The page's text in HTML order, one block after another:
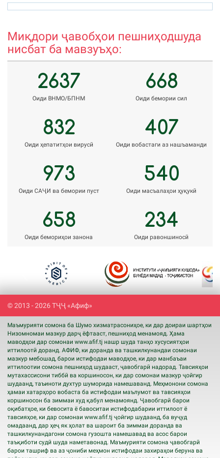
Миқдори ҷавобҳои пешниҳодшуда
нисбат ба мавзуъҳо:
2637
Оиди ВНМО/БПНМ
668
Оиди бемории сил
832
Оиди ҳепатитҳои вирусӣ
407
Оиди вобастаги аз нашъаманди
973
Оиди САҶИ ва бемории пуст
540
Оиди масъалаҳои ҳуқукӣ
658
Оиди бемориҳои занона
234
Оиди равоншиносӣ
Next
© 2013 - 2026 ТҶҶ «Афиф»
Маъмурияти сомона ба Шумо хизматрасониҳое, ки дар доираи шартҳои
Низомномаи мазкур дарҷ ёфтааст, пешниҳод менамояд. Ҳама
маводҳои дар сомонаи www.afif.tj нашр шуда танҳо хусусиятҳои
иттилоотӣ доранд. АФИФ, ки доранда ва ташкилкунандаи сомонаи
мазкур мебошад, барои истифодаи маводҳое, ки дар манбаъаи
иттилоотии сомона пешниҳод шудааст, ҷавобгарӣ надорад. Тавсияҳои
мутахассисони тиббӣ ва коршиносон, ки дар сомонаи мазкур ҷойгир
шудаанд, таъиноти духтур шуморида намешаванд. Меҳмонони сомона
ҳамаи хатарҳоро вобаста ба истифодаи маълумот ва тавсияҳои
коршиносон ба зиммаи худ қабул менамоянд. Ҷавобгарӣ барои
оқибатҳое, ки бевосита ё бавоситаи истифодабарии иттилоот ё
тавсияҳое, ки дар сомонаи www.afif.tj ҷойгир шудаанд, ба вуҷуд
омадаанд, дар ҳеҷ як ҳолат ва шароит ба зиммаи доранда ва
ташкилкунандагони сомона гузошта намешавад ва асос барои
таъқиботи судӣ шуда наметавонад. Маъмурияти сомона ҷавобгарӣ
барои ташриф ва аз ҷониби меҳмон истифодаи захираҳои беруна ва